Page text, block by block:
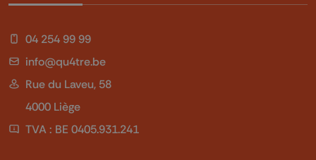
04 254 99 99
info@qu4tre.be
Rue du Laveu, 58
4000 Liège
TVA : BE 0405.931.241